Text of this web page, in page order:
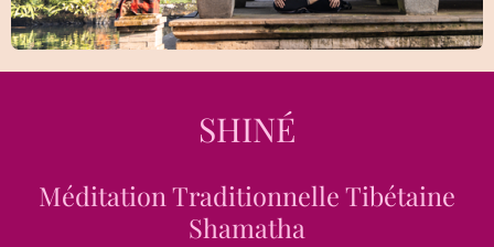
SHINÉ
Méditation Traditionnelle Tibétaine
Shamatha